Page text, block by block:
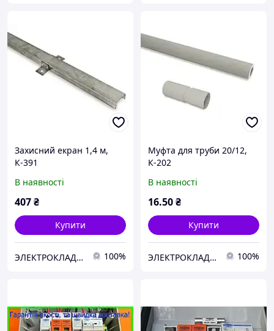
Захисний екран 1,4 м,
К-391
В наявності
407₴
Купити
ЭЛЕКТРОКЛАДОВА 100%
Муфта для труби 20/12,
К-202
В наявності
16.50₴
Купити
ЭЛЕКТРОКЛАДОВА 100%